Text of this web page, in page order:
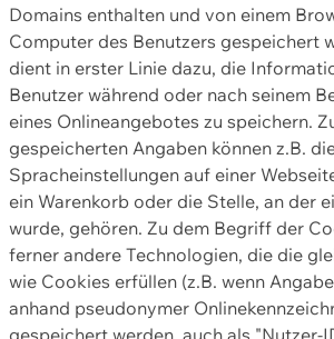
Domains enthalten und von einem
Computer des Benutzers gespeichert
dient in erster Linie dazu, die
Benutzer während oder nach seinem
eines Onlineangebotes zu speichern.
gespeicherten Angaben können z.B.
Spracheinstellungen auf einer
ein Warenkorb oder die Stelle, an der
wurde, gehören. Zu dem Begriff der
ferner andere Technologien, die die
wie Cookies erfüllen (z.B. wenn
anhand pseudonymer
gespeichert werden, auch als "Nutzer-